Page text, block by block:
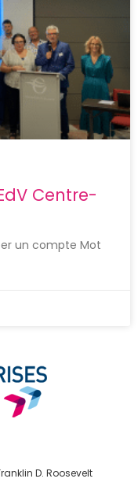
Centre-
un compte Mot
D. Roosevelt